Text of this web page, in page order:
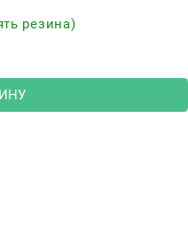
резина)